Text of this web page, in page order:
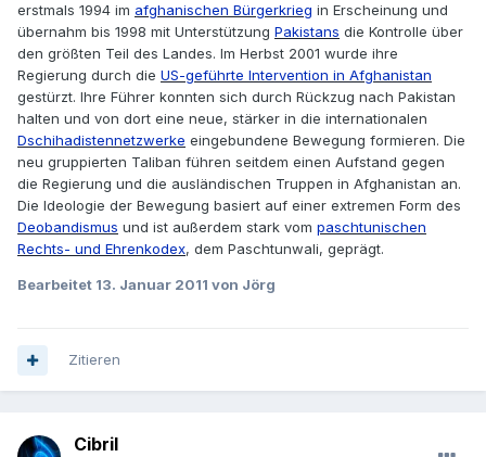
erstmals 1994 im afghanischen Bürgerkrieg in Erscheinung und
übernahm bis 1998 mit Unterstützung Pakistans die Kontrolle über
den größten Teil des Landes. Im Herbst 2001 wurde ihre
Regierung durch die US-geführte Intervention in Afghanistan
gestürzt. Ihre Führer konnten sich durch Rückzug nach Pakistan
halten und von dort eine neue, stärker in die internationalen
Dschihadistennetzwerke eingebundene Bewegung formieren. Die
neu gruppierten Taliban führen seitdem einen Aufstand gegen
die Regierung und die ausländischen Truppen in Afghanistan an.
Die Ideologie der Bewegung basiert auf einer extremen Form des
Deobandismus und ist außerdem stark vom paschtunischen
Rechts- und Ehrenkodex, dem Paschtunwali, geprägt.
Bearbeitet 13. Januar 2011 von Jörg
Zitieren
Cibril